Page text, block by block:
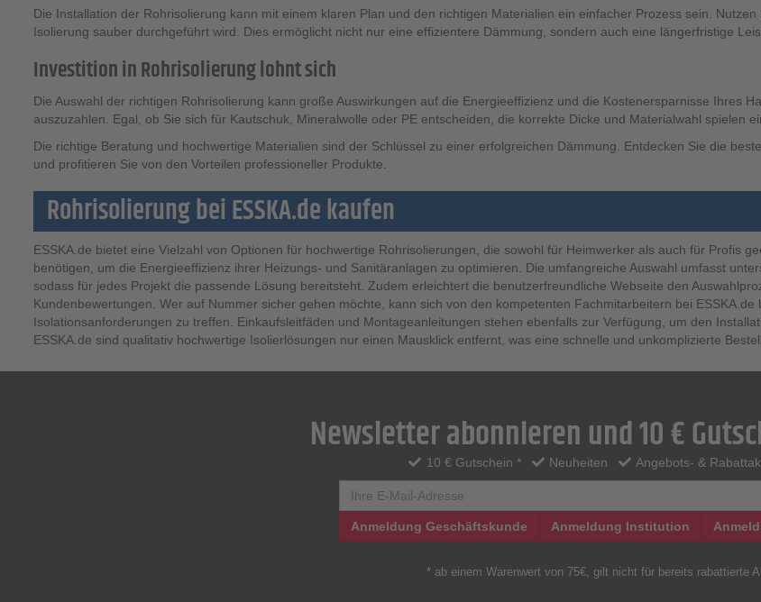
Die Installation der Rohrisolierung kann mit einem klaren Plan und den richtigen Materialien ein einfacher Prozess sein.
Isolierung sauber durchgeführt wird. Dies ermöglicht nicht nur eine effizientere Dämmung, sondern auch eine längerfristige
Investition in Rohrisolierung lohnt sich
Die Auswahl der richtigen Rohrisolierung kann große Auswirkungen auf die Energieeffizienz und die Kostenersparnisse Ihres
auszuzahlen. Egal, ob Sie sich für Kautschuk, Mineralwolle oder PE entscheiden, die korrekte Dicke und Materialwahl spielen
Die richtige Beratung und hochwertige Materialien sind der Schlüssel zu einer erfolgreichen Dämmung. Entdecken Sie die
und profitieren Sie von den Vorteilen professioneller Produkte.
Rohrisolierung bei ESSKA.de kaufen
ESSKA.de bietet eine Vielzahl von Optionen für hochwertige Rohrisolierungen, die sowohl für Heimwerker als auch für Profis
benötigen, um die Energieeffizienz ihrer Heizungs- und Sanitäranlagen zu optimieren. Die umfangreiche Auswahl umfasst
sodass für jedes Projekt die passende Lösung bereitsteht. Zudem erleichtert die benutzerfreundliche Webseite den
Kundenbewertungen. Wer auf Nummer sicher gehen möchte, kann sich von den kompetenten Fachmitarbeitern bei
Isolationsanforderungen zu treffen. Einkaufsleitfäden und Montageanleitungen stehen ebenfalls zur Verfügung, um den
ESSKA.de sind qualitativ hochwertige Isolierlösungen nur einen Mausklick entfernt, was eine schnelle und unkomplizierte
Newsletter abonnieren und 10 €
10 € Gutschein * Neuheiten Angebots- &
Anmeldung Geschäftskunde Anmeldung Institution
* ab einem Warenwert von 75€, gilt nicht für bereits rabattierte